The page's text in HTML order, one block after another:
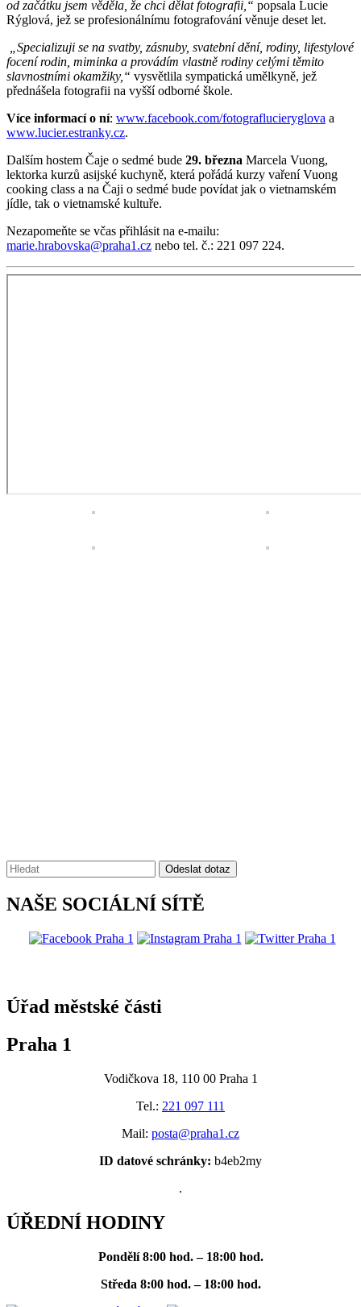
od začátku jsem věděla, že chci dělat fotografii,“ popsala Lucie
Rýglová, jež se profesionálnímu fotografování věnuje deset let.
„Specializuji se na svatby, zásnuby, svatební dění, rodiny, lifestylové
focení rodin, miminka a provádím vlastně rodiny celými těmito
slavnostními okamžiky,“ vysvětlila sympatická umělkyně, jež
přednášela fotografii na vyšší odborné škole.
Více informací o ní: www.facebook.com/fotograflucieryglova a
www.lucier.estranky.cz.
Dalším hostem Čaje o sedmé bude 29. března Marcela Vuong,
lektorka kurzů asijské kuchyně, která pořádá kurzy vaření Vuong
cooking class a na Čaji o sedmé bude povídat jak o vietnamském
jídle, tak o vietnamské kultuře.
Nezapomeňte se včas přihlásit na e-mailu:
marie.hrabovska@praha1.cz nebo tel. č.: 221 097 224.
Vyhledávání: Odeslat dotaz
NAŠE SOCIÁLNÍ SÍTĚ
Úřad městské části
Praha 1
Vodičkova 18, 110 00 Praha 1
Tel.: 221 097 111
Mail: posta@praha1.cz
ID datové schránky: b4eb2my
.
ÚŘEDNÍ HODINY
Pondělí 8:00 hod. – 18:00 hod.
Středa 8:00 hod. – 18:00 hod.